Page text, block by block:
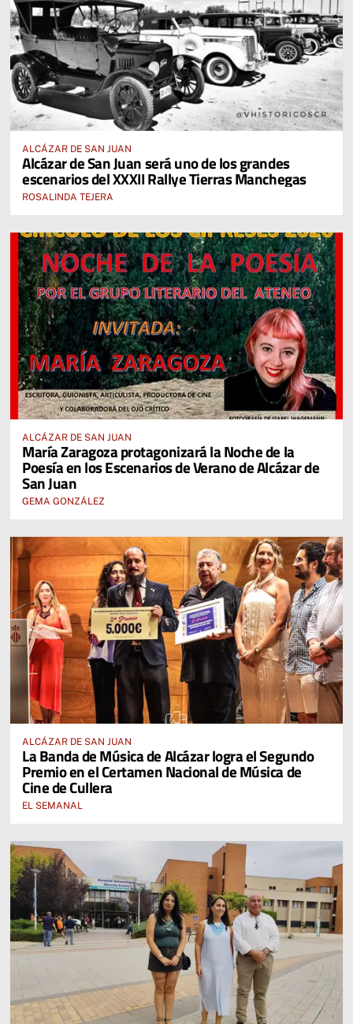
ALCÁZAR DE SAN JUAN
Alcázar de San Juan será uno de los grandes
escenarios del XXXII Rallye Tierras Manchegas
ROSALINDA TEJERA
ALCÁZAR DE SAN JUAN
María Zaragoza protagonizará la Noche de la
Poesía en los Escenarios de Verano de Alcázar de
San Juan
GEMA GONZÁLEZ
ALCÁZAR DE SAN JUAN
La Banda de Música de Alcázar logra el Segundo
Premio en el Certamen Nacional de Música de
Cine de Cullera
EL SEMANAL